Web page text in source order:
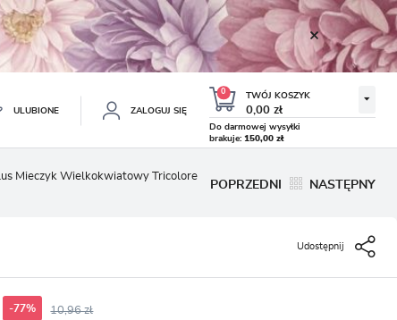
ULUBIONE ZALOGUJ SIĘ
KORZYŚCI:
0 TWÓJ KOSZYK
0,00 zł
Twój koszyk jest pusty
8.99 zł 19.43 zł
KROKUS WIOSENNY MIX 50
19.99 zł 43.32 zł
Do darmowej wysyłki
brakuje: 150,00 zł
Mieczyk Wielkokwiatowy Tricolore
POPRZEDNI NASTĘPNY
Udostępnij
-77% 10,96 zł